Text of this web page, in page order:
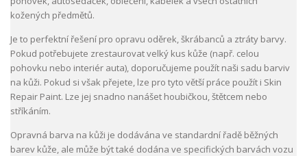
kožených předmětů.
Je to perfektní řešení pro opravu oděrek, škrábanců a ztráty barvy.
Pokud potřebujete zrestaurovat velký kus kůže (např. celou
pohovku nebo interiér auta), doporučujeme použít naši sadu barviv
na kůži. Pokud si však přejete, lze pro tyto větší práce použít i Skin
Repair Paint. Lze jej snadno nanášet houbičkou, štětcem nebo
stříkáním.
Opravná barva na kůži je dodávána ve standardní řadě běžných
barev kůže, ale může být také dodána ve specifických barvách vozu